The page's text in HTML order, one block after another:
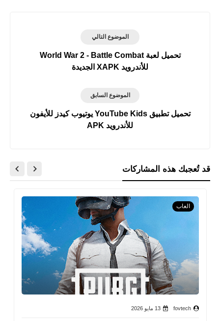
الموضوع التالي
تحميل لعبة World War 2 - Battle Combat
للأندرويد XAPK الجديدة
الموضوع السابق
تحميل تطبيق YouTube Kids‏ يوتيوب كيدز للأيفون
للأندرويد APK
قد تُعجبك هذه المشاركات
العاب
fovtech 13 مايو 2026